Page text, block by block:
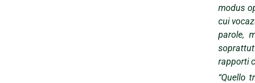
modus
cui
parole,
rapporti
“Quello